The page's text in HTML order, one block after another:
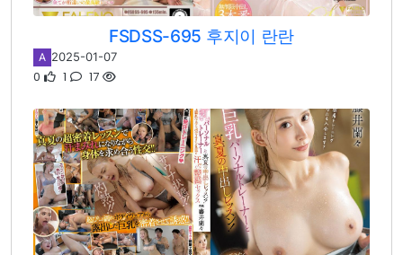
FSDSS-695 후지이 란란
A 2025-01-07
0 1 17